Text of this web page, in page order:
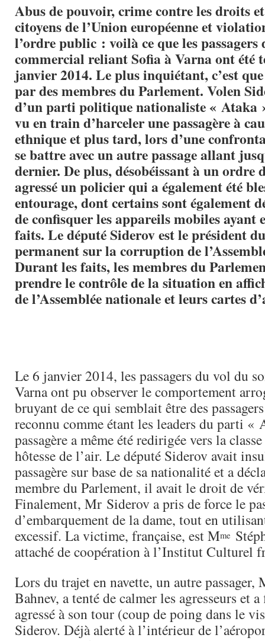
Abus de pouvoir, crime contre les droits
citoyens de l’Union européenne et
l’ordre public : voilà ce que les passagers
commercial reliant Sofia à Varna ont été
janvier 2014. Le plus inquiétant, c’est que
par des membres du Parlement. Volen
d’un parti politique nationaliste « Ataka
vu en train d’harceler une passagère à
ethnique et plus tard, lors d’une
se battre avec un autre passage allant
dernier. De plus, désobéissant à un ordre
agressé un policier qui a également été
entourage, dont certains sont également
de confisquer les appareils mobiles ayant
faits. Le député Siderov est le président
permanent sur la corruption de
Durant les faits, les membres du
prendre le contrôle de la situation en
de l’Assemblée nationale et leurs cartes
Le 6 janvier 2014, les passagers du vol du
Varna ont pu observer le comportement
bruyant de ce qui semblait être des
reconnu comme étant les leaders du parti «
passagère a même été redirigée vers la
hôtesse de l’air. Le député Siderov avait
passagère sur base de sa nationalité et a
membre du Parlement, il avait le droit de
Finalement, Mr Siderov a pris de force le
d’embarquement de la dame, tout en
excessif. La victime, française, est Mme
attaché de coopération à l’Institut Culturel
Lors du trajet en navette, un autre
Bahnev, a tenté de calmer les agresseurs et
agressé à son tour (coup de poing dans le
Siderov. Déjà alerté à l’intérieur de